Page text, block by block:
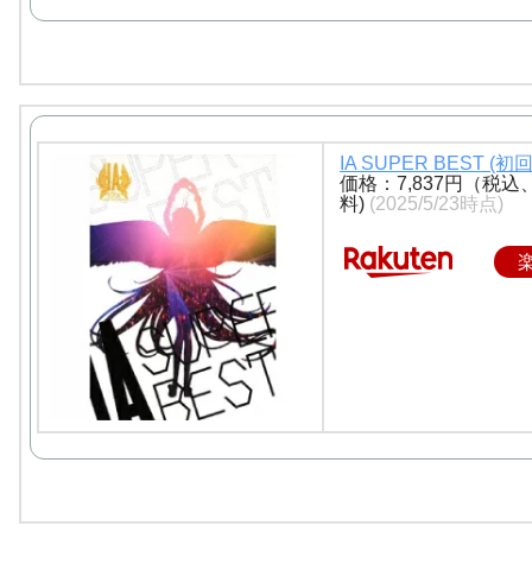
IA SUPER BEST (初
価格：7,837円（税込
料) (2025/5/23時点)